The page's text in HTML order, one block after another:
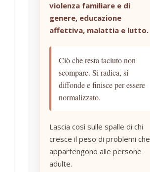
violenza familiare e di
genere, educazione
affettiva, malattia e lutto.
Ciò che resta taciuto non
scompare. Si radica, si
diffonde e finisce per essere
normalizzato.
Lascia così sulle spalle di chi
cresce il peso di problemi che
appartengono alle persone
adulte.